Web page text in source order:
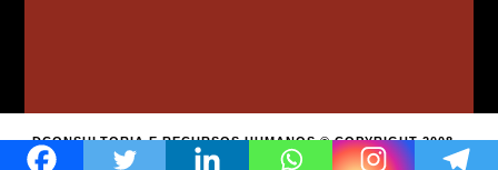
DCONSULTORIA E RECURSOS HUMANOS © COPYRIGHT 2008 –
TODOS OS DIREITOS RESERVADOS